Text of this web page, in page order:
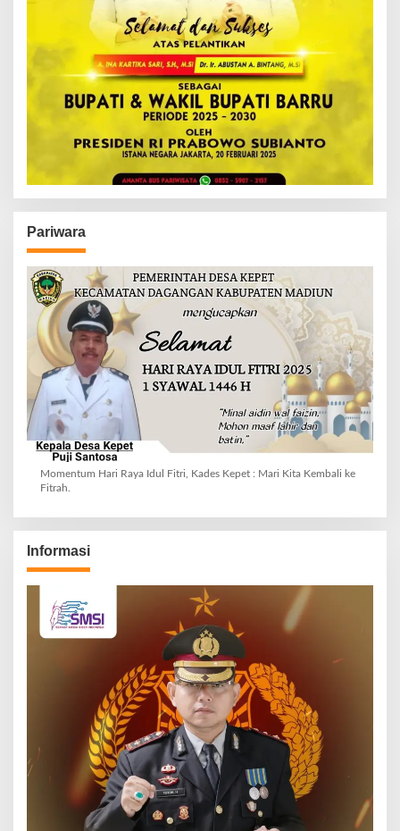
Pariwara
Momentum Hari Raya Idul Fitri, Kades Kepet : Mari Kita Kembali ke
Fitrah.
Informasi